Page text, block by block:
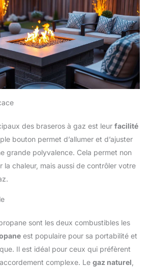
des braseros à gaz est leur facilité
bouton permet d’allumer et d’ajuster
grande polyvalence. Cela permet non
la chaleur, mais aussi de contrôler votre
sont les deux combustibles les
est populaire pour sa portabilité et
Il est idéal pour ceux qui préfèrent
complexe. Le gaz naturel